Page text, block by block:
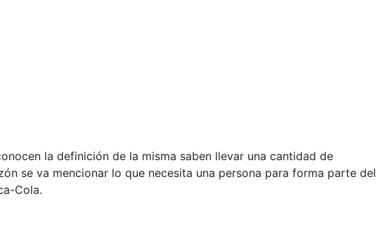
la definición de la misma saben llevar una cantidad de
se va mencionar lo que necesita una persona para forma parte del
Cola.